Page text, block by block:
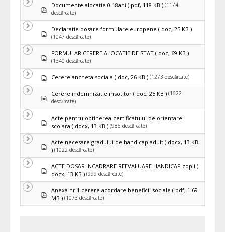
pdfDocumente alocatie 0 18ani ( pdf, 118 KB ) (1174
descărcate)
Document
Declaratie dosare formulare europene ( doc, 25 KB )
(1047 descărcate)
Document
FORMULAR CERERE ALOCATIE DE STAT ( doc, 69 KB )
(1340 descărcate)
Document
Cerere ancheta sociala ( doc, 26 KB ) (1273 descărcate)
Document
Cerere indemnizatie insotitor ( doc, 25 KB ) (1622
descărcate)
Document
Acte pentru obtinerea certificatului de orientare
scolara ( docx, 13 KB ) (986 descărcate)
Document
Acte necesare gradului de handicap adult ( docx, 13 KB
) (1022 descărcate)
Document
ACTE DOSAR INCADRARE REEVALUARE HANDICAP copii (
docx, 13 KB ) (999 descărcate)
pdfAnexa nr 1 cerere acordare beneficii sociale ( pdf, 1.69
MB ) (1073 descărcate)